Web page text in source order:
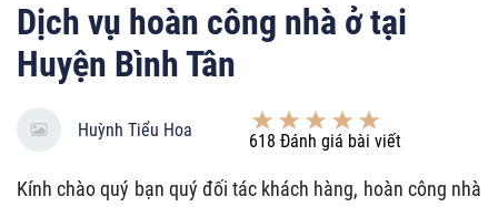
Dịch vụ hoàn công nhà ở tại
Huyện Bình Tân
Huỳnh Tiểu Hoa
618 Đánh giá bài viết
Kính chào quý bạn quý đối tác khách hàng, hoàn công nhà